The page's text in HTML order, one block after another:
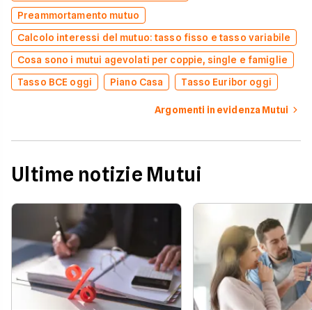
Preammortamento mutuo
Calcolo interessi del mutuo: tasso fisso e tasso variabile
Cosa sono i mutui agevolati per coppie, single e famiglie
Tasso BCE oggi
Piano Casa Tasso Euribor oggi
Argomenti in evidenza Mutui
Ultime notizie Mutui